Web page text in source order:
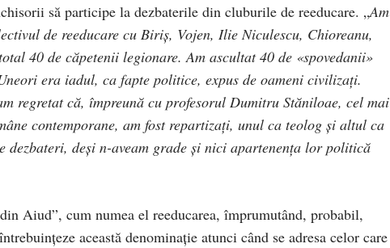
să participe la dezbaterile din cluburile de reeducare. „Am
de reeducare cu Biriş, Vojen, Ilie Niculescu, Chioreanu,
40 de căpetenii legionare. Am ascultat 40 de «spovedanii»
era iadul, ca fapte politice, expus de oameni civilizaţi.
regretat că, împreună cu profesorul Dumitru Stăniloae, cel mai
contemporane, am fost repartizaţi, unul ca teolog şi altul ca
deşi n-aveam grade şi nici apartenenţa lor politică
Aiud”, cum numea el reeducarea, împrumutând, probabil,
această denominaţie atunci când se adresa celor care